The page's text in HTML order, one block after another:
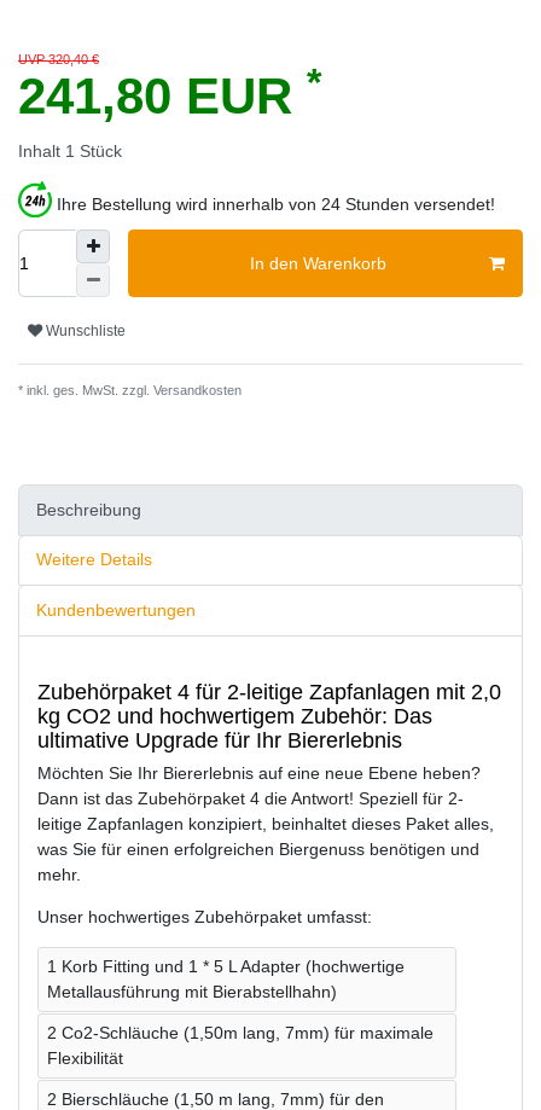
UVP 320,40 €
241,80 EUR *
Inhalt 1 Stück
Ihre Bestellung wird innerhalb von 24 Stunden versendet!
In den Warenkorb
Wunschliste
* inkl. ges. MwSt. zzgl. Versandkosten
Beschreibung
Weitere Details
Kundenbewertungen
Zubehörpaket 4 für 2-leitige Zapfanlagen mit 2,0
kg CO2 und hochwertigem Zubehör: Das
ultimative Upgrade für Ihr Biererlebnis
Möchten Sie Ihr Biererlebnis auf eine neue Ebene heben?
Dann ist das Zubehörpaket 4 die Antwort! Speziell für 2-
leitige Zapfanlagen konzipiert, beinhaltet dieses Paket alles,
was Sie für einen erfolgreichen Biergenuss benötigen und
mehr.
Unser hochwertiges Zubehörpaket umfasst:
1 Korb Fitting und 1 * 5 L Adapter (hochwertige
Metallausführung mit Bierabstellhahn)
2 Co2-Schläuche (1,50m lang, 7mm) für maximale
Flexibilität
2 Bierschläuche (1,50 m lang, 7mm) für den